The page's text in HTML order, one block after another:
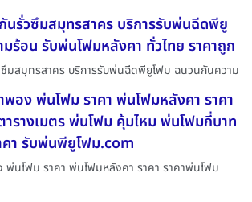
รั่วซึมสมุทรสาคร บริการรับพ่นฉีดพียู
ร้อน รับพ่นโฟมหลังคา ทั่วไทย ราคาถูก
มสมุทรสาคร บริการรับพ่นฉีดพียูโฟม ฉนวนกันความ
อง พ่นโฟม ราคา พ่นโฟมหลังคา ราคา
รางเมตร พ่นโฟม คุ้มไหม พ่นโฟมกี่บาท
า รับพ่นพียูโฟม.com
นโฟม ราคา พ่นโฟมหลังคา ราคา ราคาพ่นโฟม